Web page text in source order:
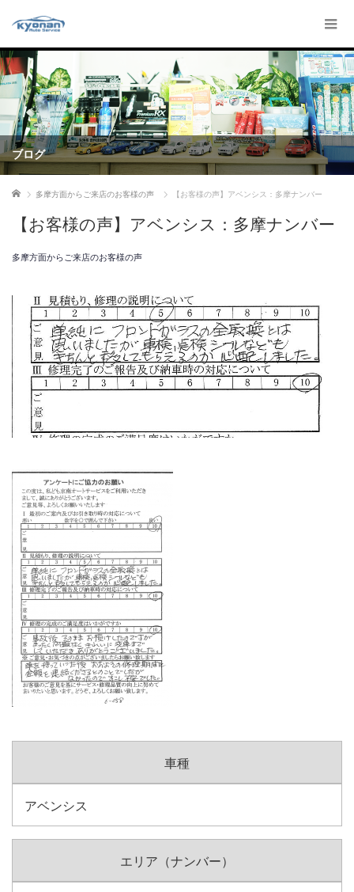
ブログ
ホーム 多摩方面からご来店のお客様の声 【お客様の声】アベンシス：多摩ナンバー
【お客様の声】アベンシス：多摩ナンバー
多摩方面からご来店のお客様の声
車種
アベンシス
エリア（ナンバー）